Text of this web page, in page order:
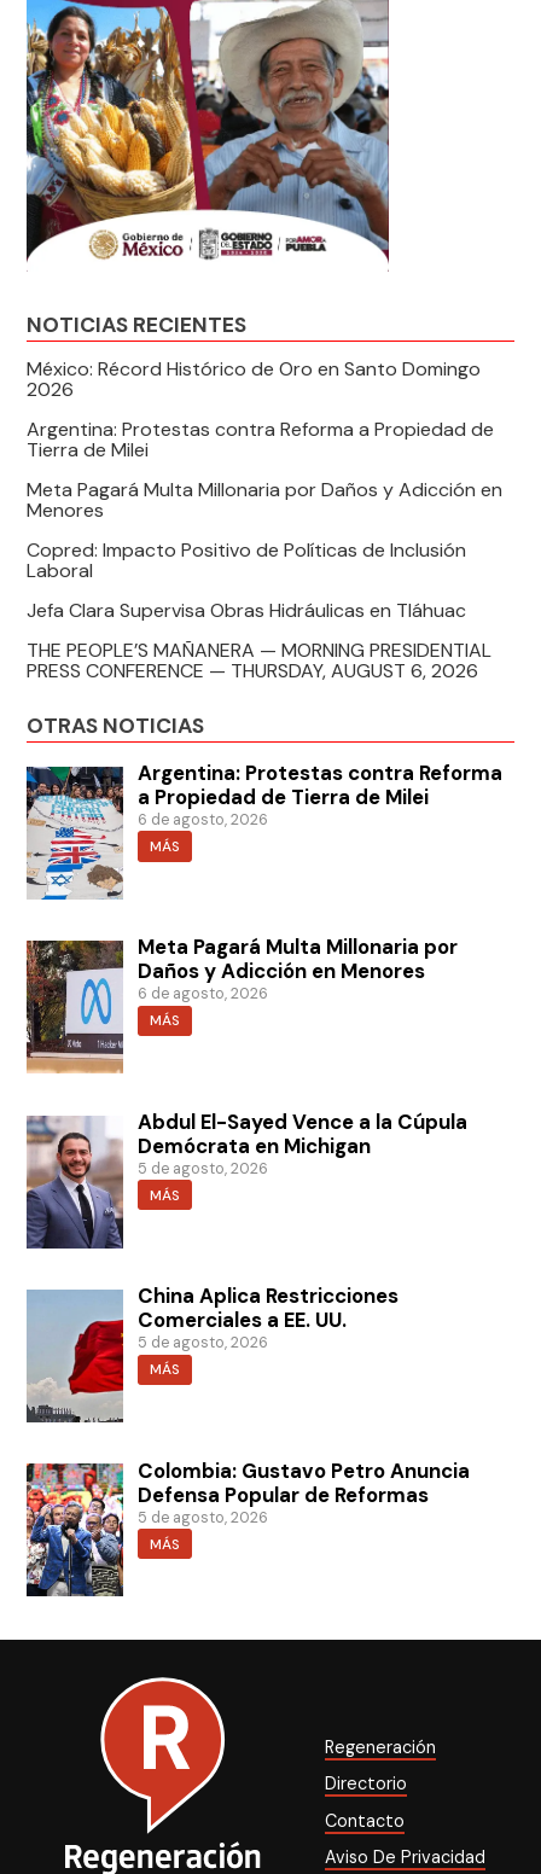
NOTICIAS RECIENTES
México: Récord Histórico de Oro en Santo Domingo
2026
Argentina: Protestas contra Reforma a Propiedad de
Tierra de Milei
Meta Pagará Multa Millonaria por Daños y Adicción en
Menores
Copred: Impacto Positivo de Políticas de Inclusión
Laboral
Jefa Clara Supervisa Obras Hidráulicas en Tláhuac
THE PEOPLE’S MAÑANERA — MORNING PRESIDENTIAL
PRESS CONFERENCE — THURSDAY, AUGUST 6, 2026
OTRAS NOTICIAS
Argentina: Protestas contra Reforma
a Propiedad de Tierra de Milei
6 de agosto, 2026
MÁS
Meta Pagará Multa Millonaria por
Daños y Adicción en Menores
6 de agosto, 2026
MÁS
Abdul El-Sayed Vence a la Cúpula
Demócrata en Michigan
5 de agosto, 2026
MÁS
China Aplica Restricciones
Comerciales a EE. UU.
5 de agosto, 2026
MÁS
Colombia: Gustavo Petro Anuncia
Defensa Popular de Reformas
5 de agosto, 2026
MÁS
Regeneración
Directorio
Contacto
Aviso De Privacidad